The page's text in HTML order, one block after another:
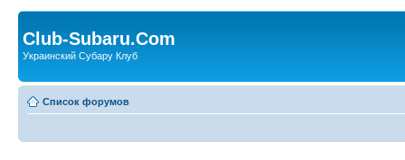
Club-Subaru.Com
Украинский Субару Клуб
Список форумов